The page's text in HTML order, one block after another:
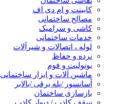
کابینت و ام دی اف
مصالح ساختمانی
کاشی و سرامیک
خدمات ساختمانی
لوله ، اتصالات و شیرآلات
نرده و حفاظ
یونولیت و فوم
ماشین آلات و ابزار ساختمانی
آسانسور /پله برقی /بالابر
بازسازی ساختمان